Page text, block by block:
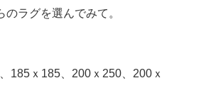
のラグを選んでみて。
185ｘ185、200ｘ250、200ｘ